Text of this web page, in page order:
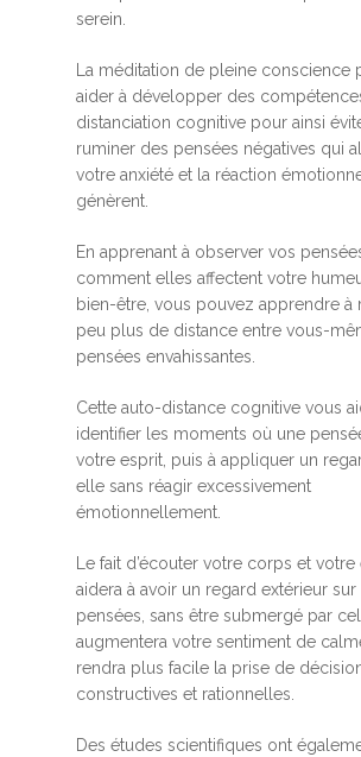
serein.
La méditation de pleine conscience
aider à développer des
distanciation cognitive pour ainsi
ruminer des pensées négatives qui
votre anxiété et la réaction
génèrent.
En apprenant à observer vos
comment elles affectent votre
bien-être, vous pouvez apprendre à
peu plus de distance entre vous-
pensées envahissantes.
Cette auto-distance cognitive vous
identifier les moments où une
votre esprit, puis à appliquer un
elle sans réagir excessivement
émotionnellement.
Le fait d’écouter votre corps et
aidera à avoir un regard extérieur
pensées, sans être submergé par
augmentera votre sentiment de
rendra plus facile la prise de
constructives et rationnelles.
Des études scientifiques ont
de
et